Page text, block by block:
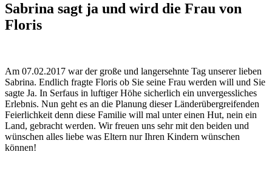
Sabrina sagt ja und wird die Frau von
Floris
Am 07.02.2017 war der große und langersehnte Tag unserer lieben
Sabrina. Endlich fragte Floris ob Sie seine Frau werden will und Sie
sagte Ja. In Serfaus in luftiger Höhe sicherlich ein unvergessliches
Erlebnis. Nun geht es an die Planung dieser Länderübergreifenden
Feierlichkeit denn diese Familie will mal unter einen Hut, nein ein
Land, gebracht werden. Wir freuen uns sehr mit den beiden und
wünschen alles liebe was Eltern nur Ihren Kindern wünschen
können!